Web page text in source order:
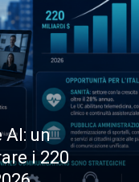
un
i 220